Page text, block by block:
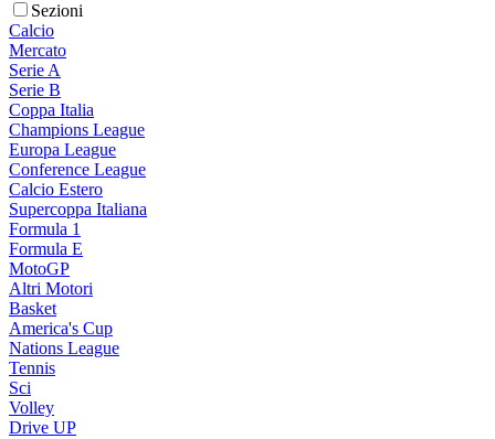
Sezioni
Calcio
Mercato
Serie A
Serie B
Coppa Italia
Champions League
Europa League
Conference League
Calcio Estero
Supercoppa Italiana
Formula 1
Formula E
MotoGP
Altri Motori
Basket
America's Cup
Nations League
Tennis
Sci
Volley
Drive UP